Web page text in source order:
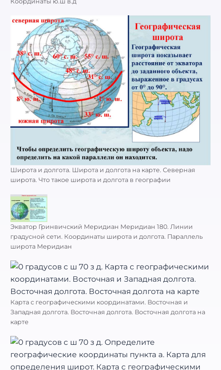
Широта и долгота. Широта и долгота на карте. Северная
широта. Что такое широта и долгота в географии
Экватор Гринвичский Меридиан Меридиан 180. Линии
градусной сети. Координаты широта и долгота. Параллель
широта Меридиан
Карта с географическими координатами. Восточная и
Западная долгота. Восточная долгота. Восточная долгота на
карте